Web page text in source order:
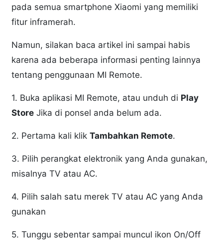
pada semua smartphone Xiaomi yang memiliki
fitur inframerah.
Namun, silakan baca artikel ini sampai habis
karena ada beberapa informasi penting lainnya
tentang penggunaan MI Remote.
1. Buka aplikasi MI Remote, atau unduh di Play
Store Jika di ponsel anda belum ada.
2. Pertama kali klikTambahkan Remote.
3. Pilih perangkat elektronik yang Anda gunakan,
misalnya TV atau AC.
4. Pilih salah satu merek TV atau AC yang Anda
gunakan
5. Tunggu sebentar sampai muncul ikon On/Off